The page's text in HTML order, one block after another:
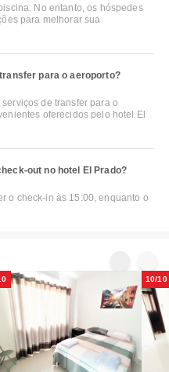
No entanto, os hóspedes
para melhorar sua
para o aeroporto?
de transfer para o
oferecidos pelo hotel El
out no hotel El Prado?
o check-in às 15:00, enquanto o
10/10